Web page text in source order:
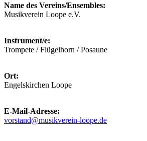
Name des Vereins/Ensembles:
Musikverein Loope e.V.
Instrument/e:
Trompete / Flügelhorn / Posaune
Ort:
Engelskirchen Loope
E-Mail-Adresse:
vorstand@musikverein-loope.de